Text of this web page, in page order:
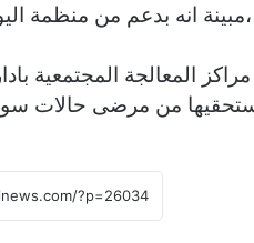
،مبينة انه بدعم من
المعالجة المجتمعية
من مرضى حالات سوء